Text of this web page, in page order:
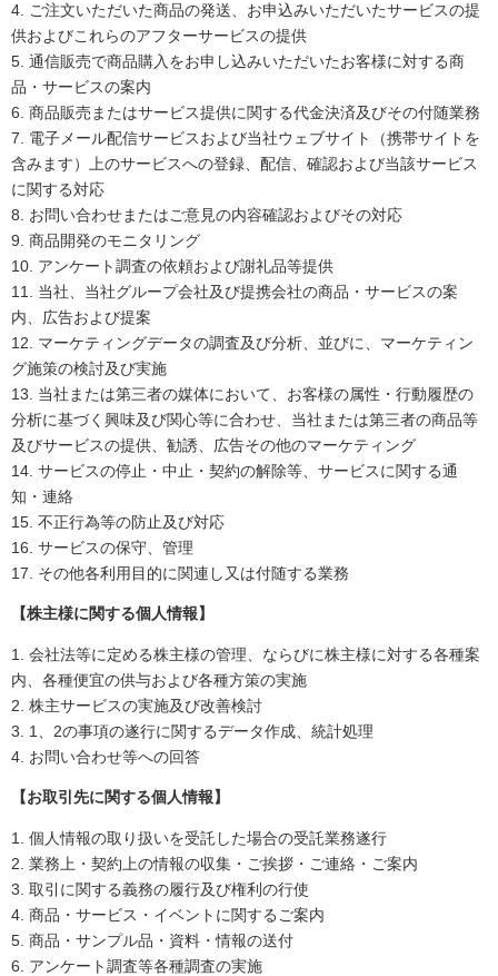
4.
ご注文いただいた商品の発送、お申込みいただいたサービスの提
供およびこれらのアフターサービスの提供
5. 通信販売で商品購入をお申し込みいただいたお客様に対する商
品・サービスの案内
6. 商品販売またはサービス提供に関する代金決済及びその付随業務
7.
電子メール配信サービスおよび当社ウェブサイト（携帯サイトを
含みます）上のサービスへの登録、配信、確認および当該サービス
に関する対応
8.
お問い合わせまたはご意見の内容確認およびその対応
9. 商品開発のモニタリング
10. アンケート調査の依頼および謝礼品等提供
11.
当社、当社グループ会社及び提携会社の商品・サービスの案
内、広告および提案
12.
マーケティングデータの調査及び分析、並びに、マーケティン
グ施策の検討及び実施
13.
当社または第三者の媒体において、お客様の属性・行動履歴の
分析に基づく興味及び関心等に合わせ、当社または第三者の商品等
及びサービスの提供、勧誘、広告その他のマーケティング
14. サービスの停止・中止・契約の解除等、サービスに関する通
知・連絡
15. 不正行為等の防止及び対応
16. サービスの保守、管理
17.
その他各利用目的に関連し又は付随する業務
【株主様に関する個人情報】
1.
会社法等に定める株主様の管理、ならびに株主様に対する各種案
内、各種便宜の供与および各種方策の実施
2. 株主サービスの実施及び改善検討
3.
1、2の事項の遂行に関するデータ作成、統計処理
4. お問い合わせ等への回答
【お取引先に関する個人情報】
1.
個人情報の取り扱いを受託した場合の受託業務遂行
2. 業務上・契約上の情報の収集・ご挨拶・ご連絡・ご案内
3. 取引に関する義務の履行及び権利の行使
4. 商品・サービス・イベントに関するご案内
5. 商品・サンプル品・資料・情報の送付
6.
アンケート調査等各種調査の実施